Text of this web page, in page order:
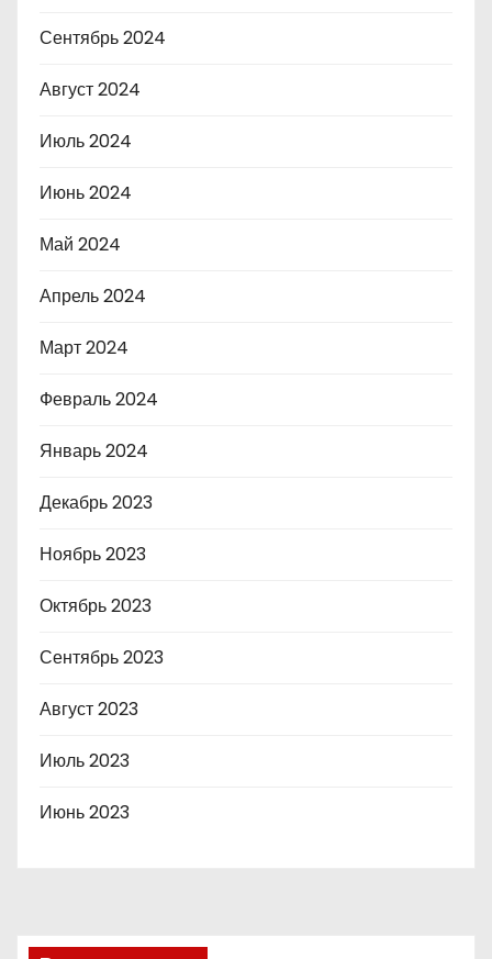
Сентябрь 2024
Август 2024
Июль 2024
Июнь 2024
Май 2024
Апрель 2024
Март 2024
Февраль 2024
Январь 2024
Декабрь 2023
Ноябрь 2023
Октябрь 2023
Сентябрь 2023
Август 2023
Июль 2023
Июнь 2023